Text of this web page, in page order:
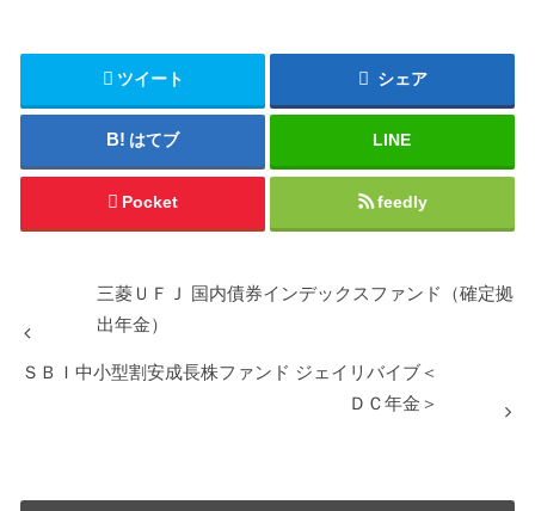
ツイート シェア
はてブ LINE
Pocket feedly
三菱ＵＦＪ 国内債券インデックスファンド（確定拠
出年金）
ＳＢＩ中小型割安成長株ファンド ジェイリバイブ＜
ＤＣ年金＞